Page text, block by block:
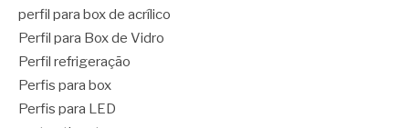
perfil para box de acrílico
Perfil para Box de Vidro
Perfil refrigeração
Perfis para box
Perfis para LED